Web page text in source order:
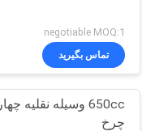
negotiable MOQ:1
تماس بگیرید
650cc وسیله نقلیه چهار
چرخ